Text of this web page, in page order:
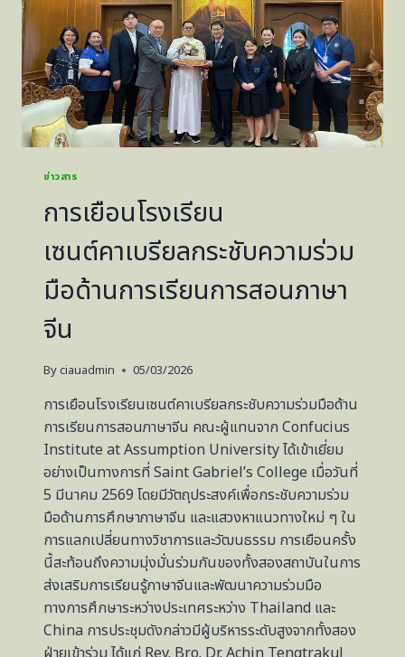
ข่าวสาร
การเยือนโรงเรียน
เซนต์คาเบรียลกระชับความร่วม
มือด้านการเรียนการสอนภาษา
จีน
Byciauadmin 05/03/2026
การเยือนโรงเรียนเซนต์คาเบรียลกระชับความร่วมมือด้าน
การเรียนการสอนภาษาจีน คณะผู้แทนจาก Confucius
Institute at Assumption University ได้เข้าเยี่ยม
อย่างเป็นทางการที่ Saint Gabriel’s College เมื่อวันที่
5 มีนาคม 2569 โดยมีวัตถุประสงค์เพื่อกระชับความร่วม
มือด้านการศึกษาภาษาจีน และแสวงหาแนวทางใหม่ ๆ ใน
การแลกเปลี่ยนทางวิชาการและวัฒนธรรม การเยือนครั้ง
นี้สะท้อนถึงความมุ่งมั่นร่วมกันของทั้งสองสถาบันในการ
ส่งเสริมการเรียนรู้ภาษาจีนและพัฒนาความร่วมมือ
ทางการศึกษาระหว่างประเทศระหว่าง Thailand และ
China การประชุมดังกล่าวมีผู้บริหารระดับสูงจากทั้งสอง